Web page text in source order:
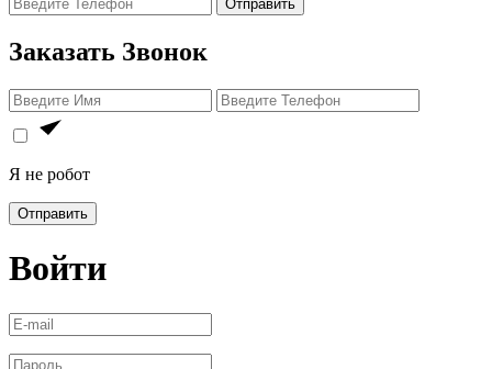
Отправить
Заказать Звонок
Я не робот
Отправить
Войти